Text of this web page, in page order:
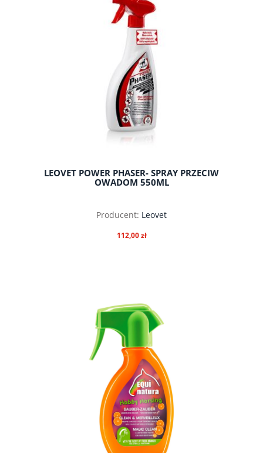
LEOVET POWER PHASER- SPRAY PRZECIW
OWADOM 550ML
Producent: Leovet
112,00 zł
do koszyka